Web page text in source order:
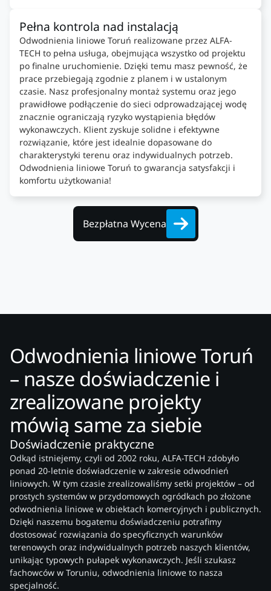
Pełna kontrola nad instalacją
Odwodnienia liniowe Toruń realizowane przez ALFA-
TECH to pełna usługa, obejmująca wszystko od projektu
po finalne uruchomienie. Dzięki temu masz pewność, że
prace przebiegają zgodnie z planem i w ustalonym
czasie. Nasz profesjonalny montaż systemu oraz jego
prawidłowe podłączenie do sieci odprowadzającej wodę
znacznie ograniczają ryzyko wystąpienia błędów
wykonawczych. Klient zyskuje solidne i efektywne
rozwiązanie, które jest idealnie dopasowane do
charakterystyki terenu oraz indywidualnych potrzeb.
Odwodnienia liniowe Toruń to gwarancja satysfakcji i
komfortu użytkowania!
Bezpłatna Wycena
Odwodnienia liniowe Toruń
– nasze doświadczenie i
zrealizowane projekty
mówią same za siebie
Doświadczenie praktyczne
Odkąd istniejemy, czyli od 2002 roku, ALFA-TECH zdobyło
ponad 20-letnie doświadczenie w zakresie odwodnień
liniowych. W tym czasie zrealizowaliśmy setki projektów – od
prostych systemów w przydomowych ogródkach po złożone
odwodnienia liniowe w obiektach komercyjnych i publicznych.
Dzięki naszemu bogatemu doświadczeniu potrafimy
dostosować rozwiązania do specyficznych warunków
terenowych oraz indywidualnych potrzeb naszych klientów,
unikając typowych pułapek wykonawczych. Jeśli szukasz
fachowców w Toruniu, odwodnienia liniowe to nasza
specjalność.